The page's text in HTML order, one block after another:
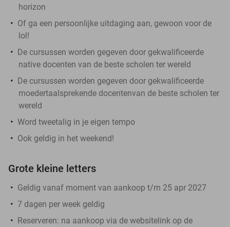
horizon
Of ga een persoonlijke uitdaging aan, gewoon voor de
lol!
De cursussen worden gegeven door gekwalificeerde
native docenten van de beste scholen ter wereld
De cursussen worden gegeven door gekwalificeerde
moedertaalsprekende docentenvan de beste scholen ter
wereld
Word tweetalig in je eigen tempo
Ook geldig in het weekend!
Grote kleine letters
Geldig vanaf moment van aankoop t/m 25 apr 2027
7 dagen per week geldig
Reserveren: na aankoop via de websitelink op de